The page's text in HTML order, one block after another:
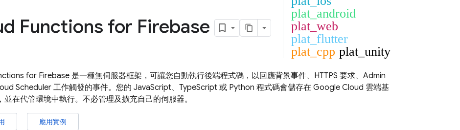
Functions for Firebase
plat_android
plat_web
plat_flutter
plat_cpp plat_unity
for Firebase 是一種無伺服器框架，可讓您自動執行後端程式碼，以回應背景事件、HTTPS 要求、 Admin
Scheduler 工作觸發的事件。您的 JavaScript、TypeScript 或 Python 程式碼會儲存在 Google Cloud 雲端基
並在代管環境中執行。不必管理及擴充自己的伺服器。
應用實例